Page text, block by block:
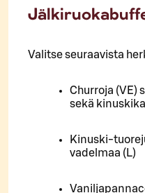
Valitse seuraavista
Churroja (VE)
sekä
Kinuski-
vadelmaa (L)